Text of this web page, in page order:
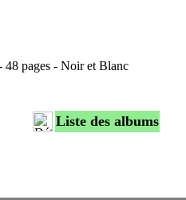
48 pages - Noir et Blanc
Liste des albums